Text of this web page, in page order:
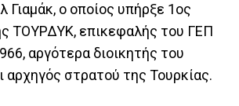
Γιαμάκ, ο οποίος υπήρξε 1ος
ΤΟΥΡΔΥΚ, επικεφαλής του ΓΕΠ
αργότερα διοικητής του
αρχηγός στρατού της Τουρκίας.